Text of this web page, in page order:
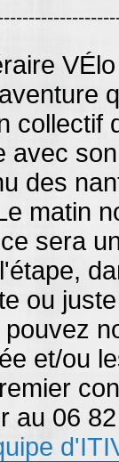
collectif
des
matin
sera
ou
et/ou
au 06